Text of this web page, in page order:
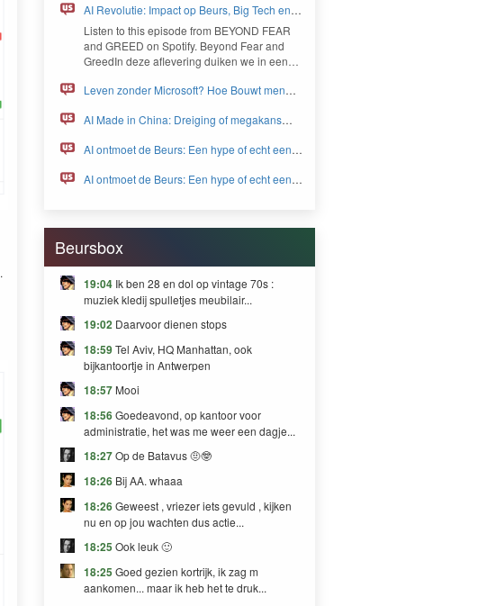
AI Revolutie: Impact op Beurs, Big Tech en
Nieuwe Wereldorde - BEYOND FEAR and
GREED
Lis­ten to this episode from BEYOND FEAR
andGREED on Spo­ti­fy. Beyond Fear and
Greed­In deze aflev­er­ing duiken we in een…
Leven zonder Microsoft? Hoe Bouwt men
BEYOND FEAR and GREED
AI Made in China: Dreiging of megakans
GREED
AI ontmoet de Beurs: Een hype of echt een
GREED
AI ontmoet de Beurs: Een hype of echt een
Beursbox
19:04 Ik ben 28 en dol op vintage 70s :
muziek kledij spulletjes meubilair...
19:02 Daarvoor dienen stops
18:59Tel Aviv, HQ Manhattan, ook
bijkantoortje in Antwerpen
18:57 Mooi
18:56Goedeavond, op kantoor voor
administratie, het was me weer een dagje...
18:27Op de Batavus 🤨🤓
18:26 Bij AA. whaaa
18:26Geweest , vriezer iets gevuld , kijken
nu en op jou wachten dus actie...
18:25 Ook leuk 🙂
18:25 Goed gezien kortrijk, ik zag m
aankomen... maar ik heb het te druk...